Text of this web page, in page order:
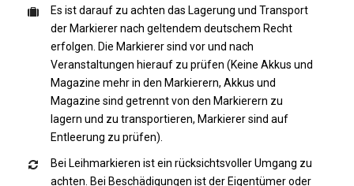
Es ist darauf zu achten das Lagerung und Transport
der Markierer nach geltendem deutschem Recht
erfolgen. Die Markierer sind vor und nach
Veranstaltungen hierauf zu prüfen (Keine Akkus und
Magazine mehr in den Markierern, Akkus und
Magazine sind getrennt von den Markierern zu
lagern und zu transportieren, Markierer sind auf
Entleerung zu prüfen).
Bei Leihmarkieren ist ein rücksichtsvoller Umgang zu
achten. Bei Beschädigungen ist der Eigentümer oder